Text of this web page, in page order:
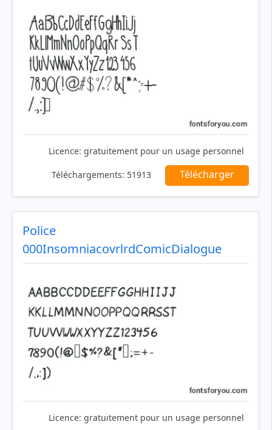
Licence: gratuitement pour un usage personnel
Téléchargements: 51913 Télécharger
Police
000InsomniacovrlrdComicDialogue
Licence: gratuitement pour un usage personnel